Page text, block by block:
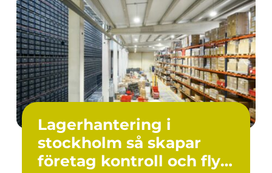
Lagerhantering i
stockholm så skapar
företag kontroll och flyt